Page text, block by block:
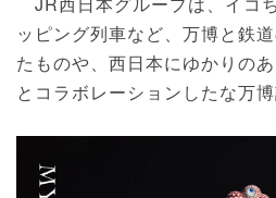
ッピング列車など、万博と鉄
たものや、西日本にゆかりの
とコラボレーションしたな万